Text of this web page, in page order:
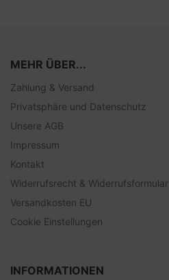
MEHR ÜBER...
Zahlung & Versand
Privatsphäre und Datenschutz
Unsere AGB
Impressum
Kontakt
Widerrufsrecht & Widerrufsformular
Versandkosten EU
Cookie Einstellungen
INFORMATIONEN